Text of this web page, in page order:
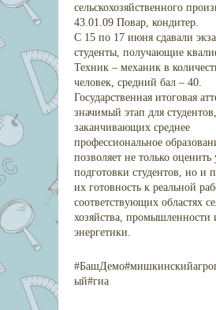
сельскохозяйственного
43.01.09 Повар, кондитер.
С 15 по 17 июня сдавали
студенты, получающие
Техник – механик в
человек, средний бал – 40.
Государственная итоговая
значимый этап для студентов,
заканчивающих среднее
профессиональное
позволяет не только оценить
подготовки студентов, но и
их готовность к реальной
соответствующих областях
хозяйства, промышленности
энергетики.
ый#гиа